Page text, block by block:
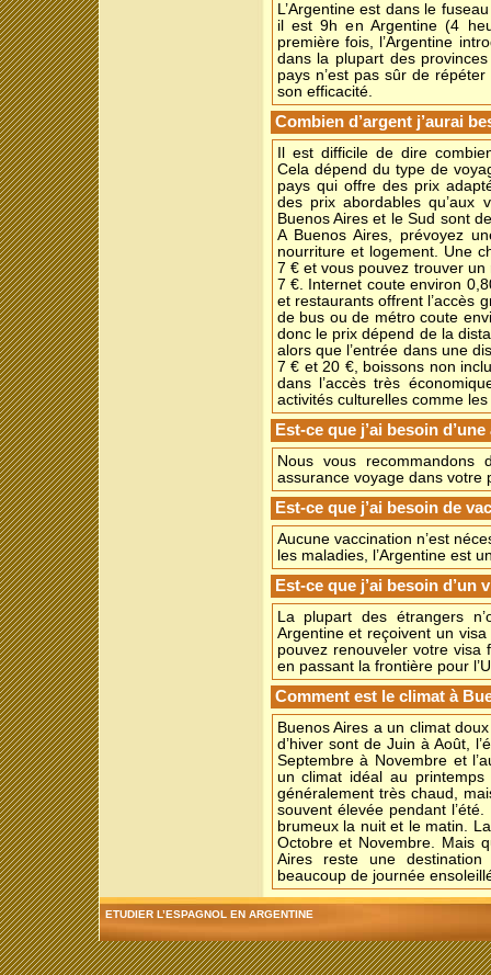
L’Argentine est dans le
il est 9h en Argentine (4
première fois, l’Argentine
dans la plupart des provinces
pays n’est pas sûr de
son efficacité.
Combien d’argent j’aurai
Il est difficile de dire
Cela dépend du type de
pays qui offre des prix
des prix abordables qu’aux
Buenos Aires et le Sud sont
A Buenos Aires, prévoyez
nourriture et logement. Une
7 € et vous pouvez trouver
7 €. Internet coute environ
et restaurants offrent l’accès
de bus ou de métro coute
donc le prix dépend de la
alors que l’entrée dans une
7 € et 20 €, boissons non
dans l’accès très
activités culturelles comme
Est-ce que j’ai besoin
Nous vous
assurance voyage dans votre
Est-ce que j’ai besoin de
Aucune vaccination n’est
les maladies, l’Argentine est
Est-ce que j’ai besoin d’un
La plupart des étrangers
Argentine et reçoivent un
pouvez renouveler votre visa
en passant la frontière pour
Comment est le climat à
Buenos Aires a un climat
d’hiver sont de Juin à Août,
Septembre à Novembre et
un climat idéal au
généralement très chaud,
souvent élevée pendant
brumeux la nuit et le matin.
Octobre et Novembre. Mais
Aires reste une
beaucoup de journée
ETUDIER L’ESPAGNOL EN ARGENTINE